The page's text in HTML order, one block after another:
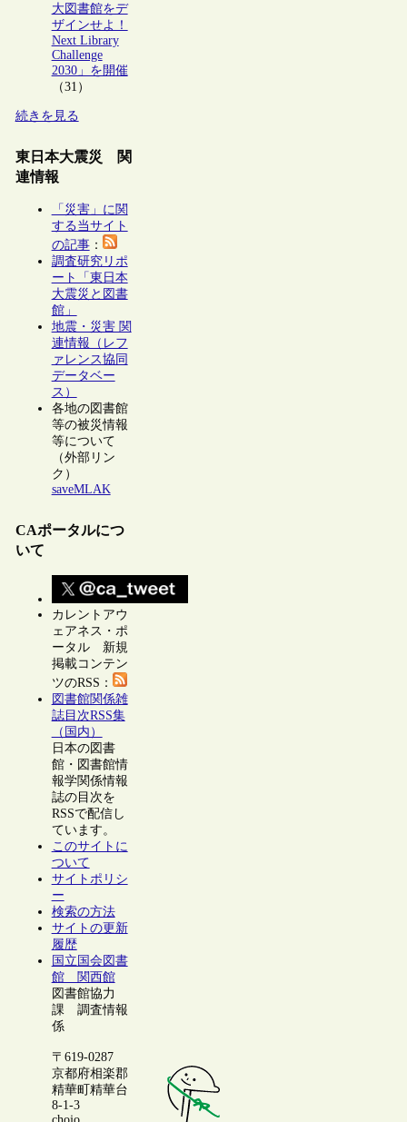
大図書館をデ
ザインせよ！
Next Library
Challenge
2030」を開催
（31）
続きを見る
東日本大震災 関
連情報
「災害」に関
する当サイト
の記事：
調査研究リポ
ート「東日本
大震災と図書
館」
地震・災害 関
連情報（レフ
ァレンス協同
データベー
ス）
各地の図書館
等の被災情報
等について
（外部リン
ク）
saveMLAK
CAポータルにつ
いて
カレントアウ
ェアネス・ポ
ータル 新規
掲載コンテン
ツのRSS：
図書館関係雑
誌目次RSS集
（国内）
日本の図書
館・図書館情
報学関係情報
誌の目次を
RSSで配信し
ています。
このサイトに
ついて
サイトポリシ
ー
検索の方法
サイトの更新
履歴
国立国会図書
館 関西館
図書館協力
課 調査情報
係
〒619-0287
京都府相楽郡
精華町精華台
8-1-3